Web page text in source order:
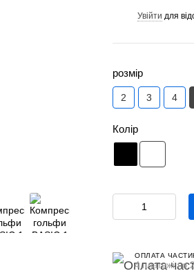
Увійти для
розмір
2 3 4
Колір
ОПЛАТА
4 платежі по